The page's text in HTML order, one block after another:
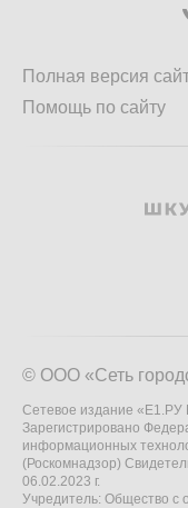
Полная версия
Помощь по сайту
© ООО «Сеть
Сетевое издание «Е1.РУ
Зарегистрировано
информационных
(Роскомнадзор)
06.02.2023 г.
Учредитель: Общество с